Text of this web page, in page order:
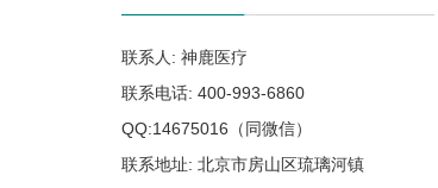
联系人: 神鹿医疗
联系电话: 400-993-6860
QQ:14675016（同微信）
联系地址: 北京市房山区琉璃河镇